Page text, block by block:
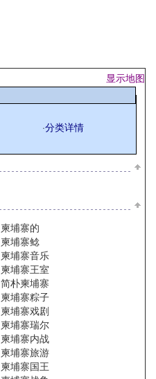
显示地图
·分类详情
柬埔寨的
柬埔寨鲶
柬埔寨音乐
柬埔寨王室
简朴柬埔寨
柬埔寨粽子
柬埔寨戏剧
柬埔寨瑞尔
柬埔寨内战
柬埔寨旅游
柬埔寨国王